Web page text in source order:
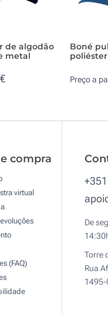
de algodão
metal
Boné
Preço a
compra
virtual
(FAQ)
De
Torre
Rua
1495-